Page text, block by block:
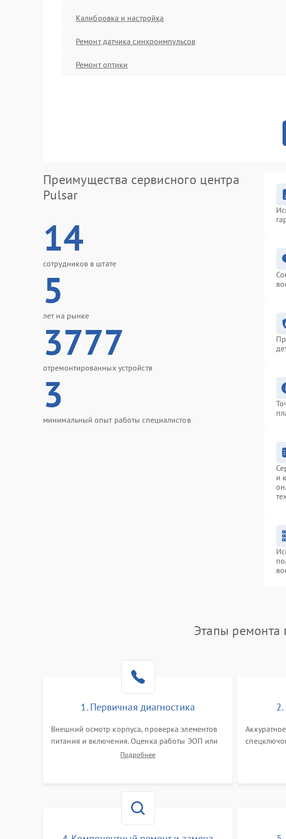
Калибровка и настройка
Ремонт датчика синхроимпульсов
Ремонт оптики
Преимущества сервисного центра
Pulsar
14
сотрудников в штате
5
лет на рынке
3777
отремонтированных устройств
3
минимальный опыт работы специалистов
и
Этапы ремонта
1. Первичная диагностика
Внешний осмотр корпуса, проверка элементов
питания и включения. Оценка работы ЭОП или
цифровой матрицы, проверка встроенной ИК-
Подробнее